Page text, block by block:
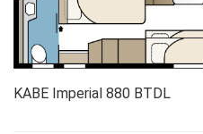
KABE Imperial 880 BTDL